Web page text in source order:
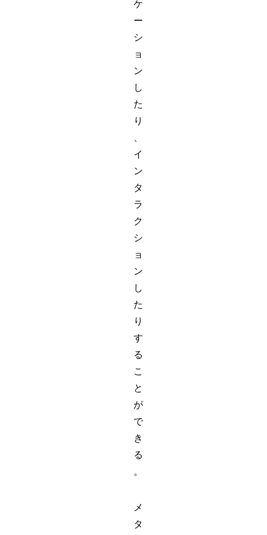
ケ
ー
シ
ョ
ン
し
た
り
、
イ
ン
タ
ラ
ク
シ
ョ
ン
し
た
り
す
る
こ
と
が
で
き
る
。
メ
タ